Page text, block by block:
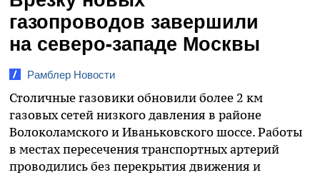
газопроводов завершили
на северо-западе Москвы
Рамблер Новости‎
Столичные газовики обновили более 2 км
газовых сетей низкого давления в районе
Волоколамского и Иваньковского шоссе. Работы
в местах пересечения транспортных артерий
проводились без перекрытия движения и